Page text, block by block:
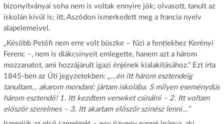
bizonyítványai soha nem is voltak ennyire jók; olvasott, tanult az
iskolán kívül is; itt, Aszódon ismerkedett meg a francia nyelv
alapelemeivel.
„Később Petőfi nem erre volt büszke – fűzi a fentiekhez Kerényi
Ferenc –, nem is diákcsínyeit emlegette, hanem azt a három
mozzanatot, ami hozzájárult igazi énjének kialakításához.” Ezt írta
1845-ben az Úti jegyzetekben: „…én itt három esztendeig
tanultam… akarom mondani: jártam iskolába. S milyen eseménydús
három esztendő! 1. Itt kezdtem verseket csinálni – 2. Itt voltam
először szerelmes – 3. Itt akartam először színész lenni…”